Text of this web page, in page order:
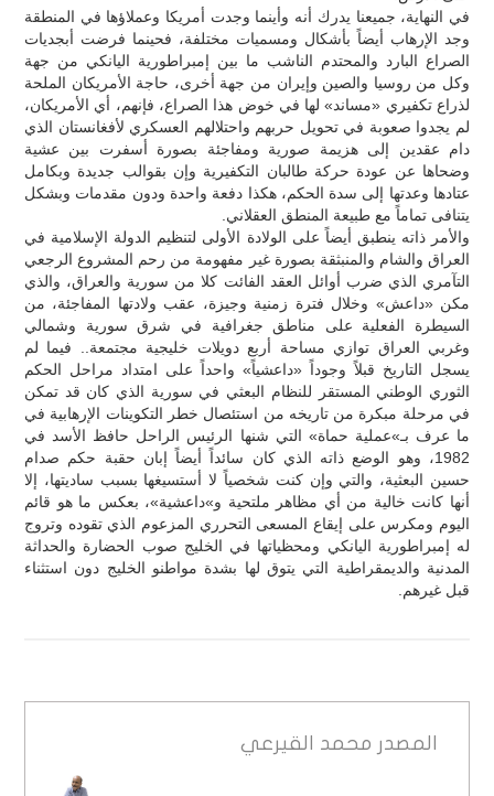
في النهاية، جميعنا يدرك أنه وأينما وجدت أمريكا وعملاؤها في المنطقة
وجد الإرهاب أيضاً بأشكال ومسميات مختلفة، فحينما فرضت أبجديات
الصراع البارد والمحتدم الناشب ما بين إمبراطورية اليانكي من جهة
وكل من روسيا والصين وإيران من جهة أخرى، حاجة الأمريكان الملحة
لذراع تكفيري «مساند» لها في خوض هذا الصراع، فإنهم، أي الأمريكان،
لم يجدوا صعوبة في تحويل حربهم واحتلالهم العسكري لأفغانستان الذي
دام عقدين إلى هزيمة صورية ومفاجئة بصورة أسفرت بين عشية
وضحاها عن عودة حركة طالبان التكفيرية وإن بقوالب جديدة وبكامل
عتادها وعدتها إلى سدة الحكم، هكذا دفعة واحدة ودون مقدمات وبشكل
يتنافى تماماً مع طبيعة المنطق العقلاني.
والأمر ذاته ينطبق أيضاً على الولادة الأولى لتنظيم الدولة الإسلامية في
العراق والشام والمنبثقة بصورة غير مفهومة من رحم المشروع الرجعي
التآمري الذي ضرب أوائل العقد الفائت كلا من سورية والعراق، والذي
مكن «داعش» وخلال فترة زمنية وجيزة، عقب ولادتها المفاجئة، من
السيطرة الفعلية على مناطق جغرافية في شرق سورية وشمالي
وغربي العراق توازي مساحة أربع دويلات خليجية مجتمعة.. فيما لم
يسجل التاريخ قبلاً وجوداً «داعشياً» واحداً على امتداد مراحل الحكم
الثوري الوطني المستقر للنظام البعثي في سورية الذي كان قد تمكن
في مرحلة مبكرة من تاريخه من استئصال خطر التكوينات الإرهابية في
ما عرف بـ»عملية حماة» التي شنها الرئيس الراحل حافظ الأسد في
1982، وهو الوضع ذاته الذي كان سائداً أيضاً إبان حقبة حكم صدام
حسين البعثية، والتي وإن كنت شخصياً لا أستسيغها بسبب ساديتها، إلا
أنها كانت خالية من أي مظاهر ملتحية و»داعشية»، بعكس ما هو قائم
اليوم ومكرس على إيقاع المسعى التحرري المزعوم الذي تقوده وتروج
له إمبراطورية اليانكي ومحظياتها في الخليج صوب الحضارة والحداثة
المدنية والديمقراطية التي يتوق لها بشدة مواطنو الخليج دون استثناء
قبل غيرهم.
المصدر محمد القيرعي